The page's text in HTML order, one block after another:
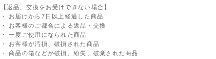
【返品、交換をお受けできない場合】
・ お届けから7日以上経過した商品
・ お客様のご都合による返品・交換
・ 一度ご使用になられた商品
・ お客様が汚損、破損された商品
・ 商品の箱などが破損、紛失、破棄された商品